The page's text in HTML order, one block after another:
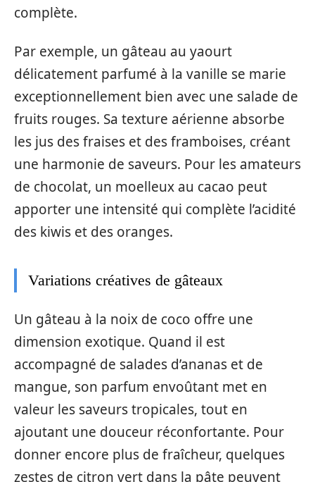
complète.
Par exemple, un gâteau au yaourt
délicatement parfumé à la vanille se marie
exceptionnellement bien avec une salade de
fruits rouges. Sa texture aérienne absorbe
les jus des fraises et des framboises, créant
une harmonie de saveurs. Pour les amateurs
de chocolat, un moelleux au cacao peut
apporter une intensité qui complète l’acidité
des kiwis et des oranges.
Variations créatives de gâteaux
Un gâteau à la noix de coco offre une
dimension exotique. Quand il est
accompagné de salades d’ananas et de
mangue, son parfum envoûtant met en
valeur les saveurs tropicales, tout en
ajoutant une douceur réconfortante. Pour
donner encore plus de fraîcheur, quelques
zestes de citron vert dans la pâte peuvent